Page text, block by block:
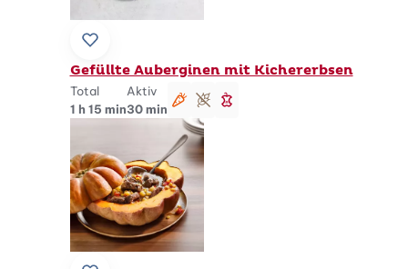
Zu Lieblingsrezepten hinzufügen
Gefüllte Auberginen mit Kichererbsen
Total
1 h 15 min
Aktiv
30 min
vegetarisch
glutenfrei
schlank